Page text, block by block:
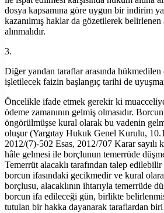
dosya kapsamına göre uygun bir indirim
kazanılmış haklar da gözetilerek
alınmalıdır.
3.
Diğer yandan taraflar arasında
işletilecek faizin başlangıç tarihi de
Öncelikle ifade etmek gerekir ki
ödeme zamanının gelmiş olmasıdır.
öngörülmüşse kural olarak bu vadenin
oluşur (Yargıtay Hukuk Genel Kurulu,
2012/(7)-502 Esas, 2012/707 Karar sayılı
hâle gelmesi ile borçlunun temerrüde
Temerrüt alacaklı tarafından talep
borcun ifasındaki gecikmedir ve kural
borçlusu, alacaklının ihtarıyla temerrüde
borcun ifa edileceği gün, birlikte
tutulan bir hakka dayanarak taraflardan